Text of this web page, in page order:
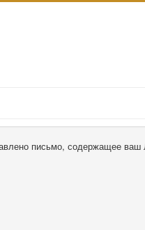
письмо, содержащее ваш